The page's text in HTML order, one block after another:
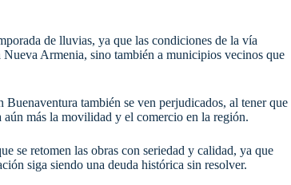
de lluvias, ya que las condiciones de la vía
Armenia, sino también a municipios vecinos que
también se ven perjudicados, al tener que
más la movilidad y el comercio en la región.
se retomen las obras con seriedad y calidad, ya que
siga siendo una deuda histórica sin resolver.